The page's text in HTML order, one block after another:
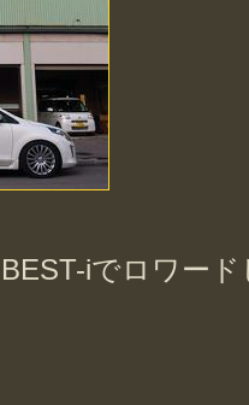
iでロワー